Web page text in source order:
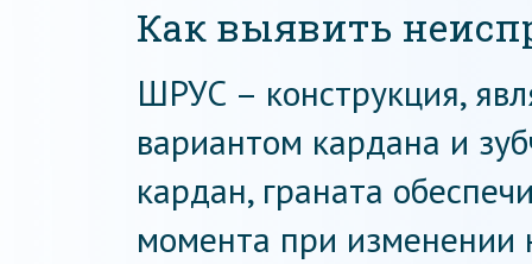
Как выявить
ШРУС – конструкция,
вариантом кардана и
кардан, граната
момента при изменении